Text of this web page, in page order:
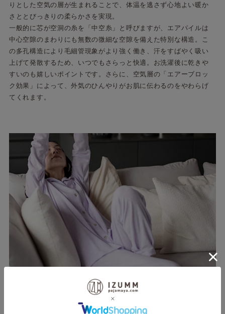
りとした空気の層が生まれることで、体温を逃さず心地よい暖か
さととびっきりの柔らかさを実現。
一般的に芯が空洞の糸を「中空糸」と呼びますが、エアパイルは
中心空隙のまわりにも無数の微細な空隙を備えた特別な構造。こ
の多孔構造により毛細管現象がより強く働き、汗をすばやく吸い
上げて発散するため、いつでもさらっと快適。お洗濯後に乾きや
すいのも嬉しいポイントです。さらに、空気層の「エアーブロッ
ク効果」によって、外気のひんやりがお肌に伝わるのをやわらげ
てくれます。
この薄さがちょうどいい